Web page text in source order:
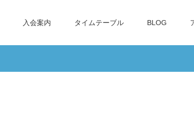
入会案内 タイムテーブル BLOG